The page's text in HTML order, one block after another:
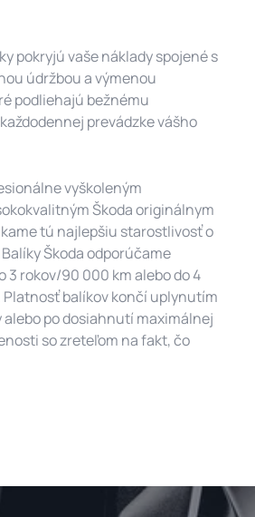
pokryjú vaše náklady spojené s
údržbou a výmenou
podliehajú bežnému
prevádzke vášho
vyškoleným
Škoda originálnym
tú najlepšiu starostlivosť o
Škoda odporúčame
3 rokov/90 000 km alebo do 4
Platnosť balíkov končí uplynutím
po dosiahnutí maximálnej
so zreteľom na fakt, čo